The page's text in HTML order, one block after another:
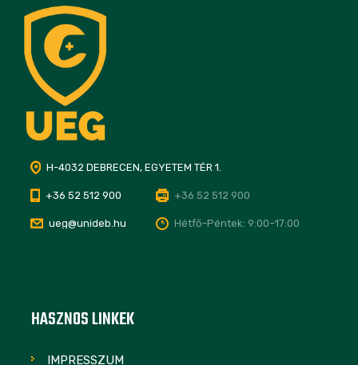
H-4032 DEBRECEN, EGYETEM TÉR 1.
+36 52 512 900 +36 52 512 900
ueg@unideb.hu Hétfő–Péntek: 9:00–17:00
HASZNOS LINKEK
IMPRESSZUM